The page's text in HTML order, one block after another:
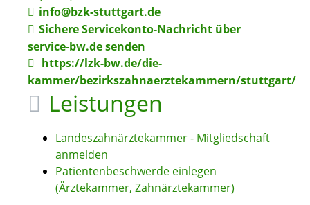
info@bzk-stuttgart.de
Sichere Servicekonto-Nachricht über
service-bw.de senden
https://lzk-bw.de/die-
kammer/bezirkszahnaerztekammern/stuttgart/
Leistungen
Landeszahnärztekammer - Mitgliedschaft
anmelden
Patientenbeschwerde einlegen
(Ärztekammer, Zahnärztekammer)